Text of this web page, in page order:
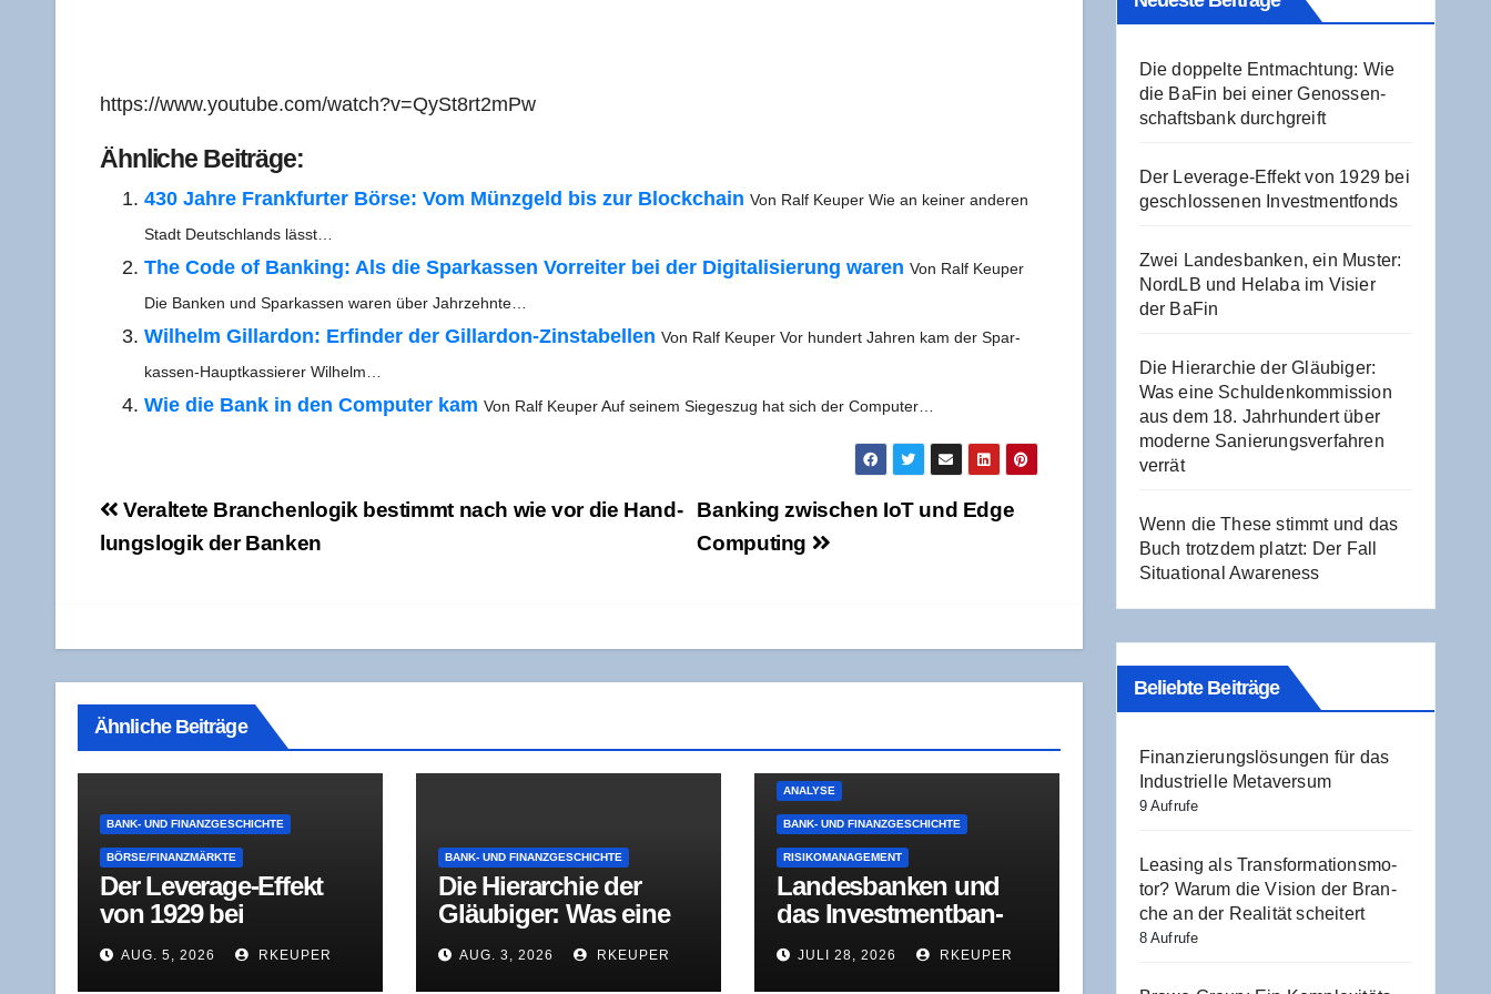
https://www.youtube.com/watch?v=QySt8rt2mPw
Ähn­li­che Beiträge:
430 Jah­re Frank­fur­ter Bör­se: Vom Münz­geld bis zur Block­chain Von Ralf Keu­per Wie an kei­ner ande­ren
Stadt Deutsch­lands lässt…
The Code of Ban­king: Als die Spar­kas­sen Vor­rei­ter bei der Digi­ta­li­sie­rung waren Von Ralf Keu­per
Die Ban­ken und Spar­kas­sen waren über Jahrzehnte…
Wil­helm Gil­lar­don: Erfin­der der Gil­lar­don-Zins­ta­bel­len Von Ralf Keu­per Vor hun­dert Jah­ren kam der Spar­­
kas­­sen-Haup­t­­kas­­sie­­rer Wilhelm…
Wie die Bank in den Com­pu­ter kam Von Ralf Keu­per Auf sei­nem Sie­ges­zug hat sich der Computer…
Beitragsnavigation
Ban­king zwi­schen IoT und Edge
Computing
Ver­al­te­te Bran­chen­lo­gik bestimmt nach wie vor die Hand­
lungs­lo­gik der Banken
Ähnliche Beiträge
BANK- UND FINANZGESCHICHTE
BÖRSE/FINANZMÄRKTE
Der Levera­ge-Effekt
von 1929 bei
geschlos­se­nen
Investmentfonds
AUG. 5, 2026 RKEUPER
BANK- UND FINANZGESCHICHTE
Die Hier­ar­chie der
Gläu­bi­ger: Was eine
Schul­den­kom­mis­si­on
aus dem 18. Jahr­hun­
AUG. 3, 2026 RKEUPER
ANALYSE
BANK- UND FINANZGESCHICHTE
RISIKOMANAGEMENT
Lan­des­ban­ken und
das Invest­ment­ban­
king-Dilem­ma: Was
der NordLB-Umbau
JULI 28, 2026 RKEUPER
Die dop­pel­te Ent­mach­tung: Wie
die BaFin bei einer Genos­sen­
schafts­bank durchgreift
Der Levera­ge-Effekt von 1929 bei
geschlos­se­nen Investmentfonds
Zwei Lan­des­ban­ken, ein Mus­ter:
NordLB und Hela­ba im Visier
der BaFin
Die Hier­ar­chie der Gläu­bi­ger:
Was eine Schul­den­kom­mis­si­on
aus dem 18. Jahr­hun­dert über
moder­ne Sanie­rungs­ver­fah­ren
verrät
Wenn die The­se stimmt und das
Buch trotz­dem platzt: Der Fall
Situa­tio­nal Awareness
Beliebte Beiträge
Finan­zie­rungs­lö­sun­gen für das
Indus­tri­el­le Metaversum
9 Aufrufe
Lea­sing als Trans­for­ma­ti­ons­mo­
tor? War­um die Visi­on der Bran­
che an der Rea­li­tät scheitert
8 Aufrufe